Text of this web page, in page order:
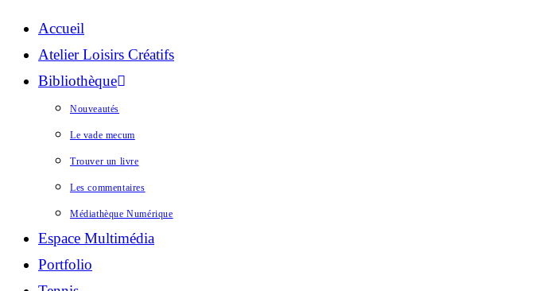
Accueil
Atelier Loisirs Créatifs
Bibliothèque
Nouveautés
Le vade mecum
Trouver un livre
Les commentaires
Médiathèque Numérique
Espace Multimédia
Portfolio